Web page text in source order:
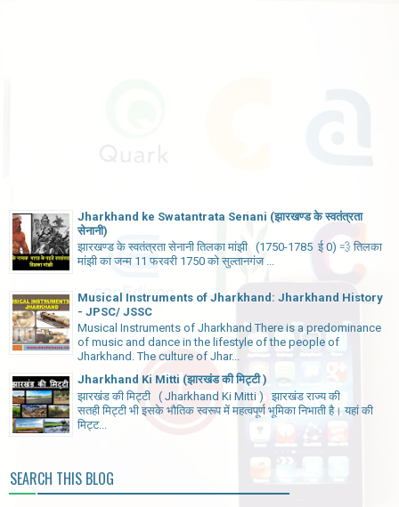
Jharkhand ke Swatantrata Senani (झारखण्ड के स्वतंत्रता
सेनानी)
झारखण्ड के स्वतंत्रता सेनानी तिलका मांझी (1750-1785 ई 0) 💨 तिलका
मांझी का जन्म 11 फरवरी 1750 को सुल्तानगंज ...
Musical Instruments of Jharkhand: Jharkhand History
- JPSC/ JSSC
Musical Instruments of Jharkhand There is a predominance
of music and dance in the lifestyle of the people of
Jharkhand. The culture of Jhar...
Jharkhand Ki Mitti (झारखंड की मिट्टी )
झारखंड की मिट्टी ( Jharkhand Ki Mitti ) झारखंड राज्य की
सतही मिट्टी भी इसके भौतिक स्वरूप में महत्वपूर्ण भूमिका निभाती है। यहां की
मिट्ट...
SEARCH THIS BLOG